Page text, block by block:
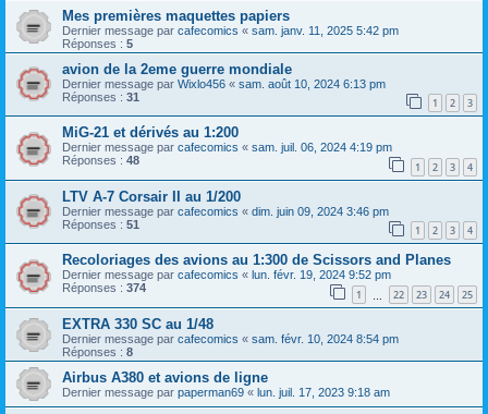
Mes premières maquettes papiers
Dernier message par cafecomics « sam. janv. 11, 2025 5:42 pm
Réponses : 5
avion de la 2eme guerre mondiale
Dernier message par Wixlo456 « sam. août 10, 2024 6:13 pm
Réponses : 31 1 2 3
MiG-21 et dérivés au 1:200
Dernier message par cafecomics « sam. juil. 06, 2024 4:19 pm
Réponses : 48 1 2 3 4
LTV A-7 Corsair II au 1/200
Dernier message par cafecomics « dim. juin 09, 2024 3:46 pm
Réponses : 51 1 2 3 4
Recoloriages des avions au 1:300 de Scissors and Planes
Dernier message par cafecomics « lun. févr. 19, 2024 9:52 pm
Réponses : 374 1 22 23 24 25
EXTRA 330 SC au 1/48
Dernier message par cafecomics « sam. févr. 10, 2024 8:54 pm
Réponses : 8
Airbus A380 et avions de ligne
Dernier message par paperman69 « lun. juil. 17, 2023 9:18 am